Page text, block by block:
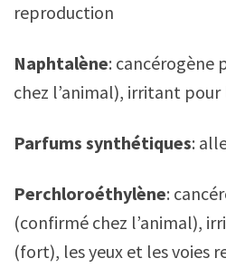
reproduction
Naphtalène: cancérogène
chez l’animal), irritant pour
Parfums synthétiques:
Perchloroéthylène:
(confirmé chez l’animal),
(fort), les yeux et les voies